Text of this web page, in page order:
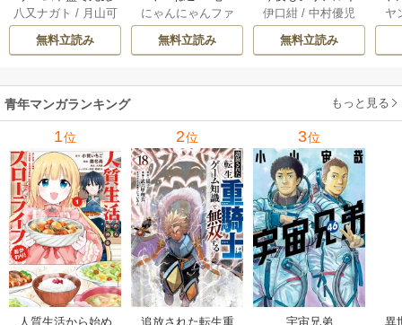
悪役貴族に転生し
たので、外れスキ
ル【テイム】を駆
してみた 7巻
八又ナガト / 月山可
也
無料立読み
にゃんにゃんファ
クトリー
無料立読み
ラーと待ち合わせ 5
巻
伊口紺 /中村優児
無料立読み
ヤ
青年マンガランキング もっと見る
1位
人質生活から始め
2位
追放された転生重
3位
宇宙兄弟
異